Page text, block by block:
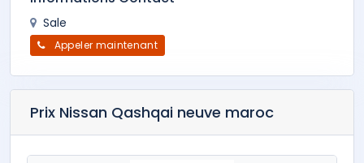
Sale
Appeler maintenant
Prix Nissan Qashqai neuve maroc